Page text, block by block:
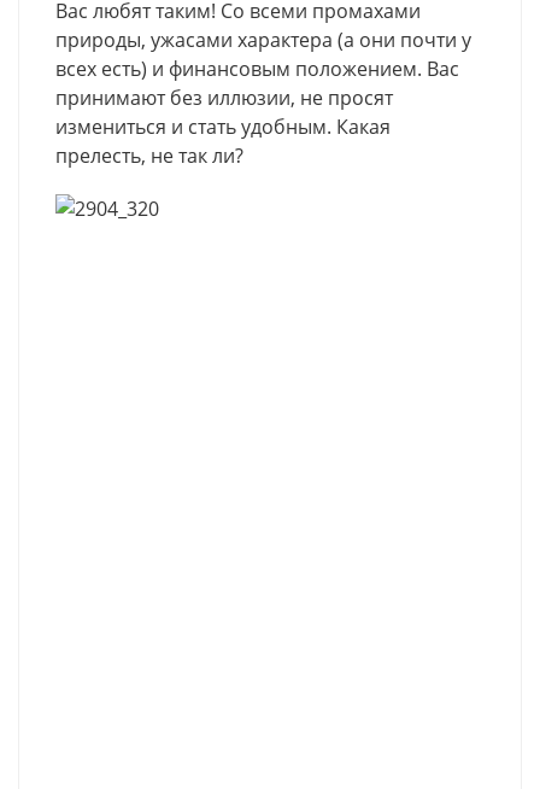
Вас любят таким! Со всеми промахами
природы, ужасами характера (а они почти у
всех есть) и финансовым положением. Вас
принимают без иллюзии, не просят
измениться и стать удобным. Какая
прелесть, не так ли?